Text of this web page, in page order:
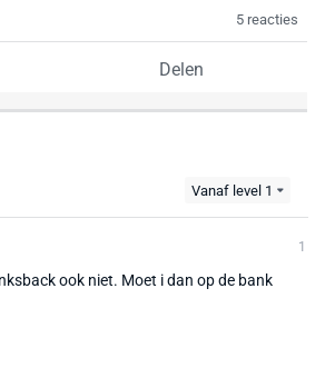
5 reacties
Delen
Vanaf level 1
1
ook niet. Moet i dan op de bank